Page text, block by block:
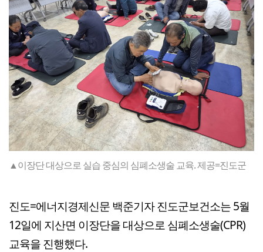
▲이장단 대상으로 실습 중심의 심폐소생술 교육. 제공=진도군
진도=에너지경제신문 백준기자 진도군보건소는 5월
12일에 지산면 이장단을 대상으로 심폐소생술(CPR)
교육을 진행했다.